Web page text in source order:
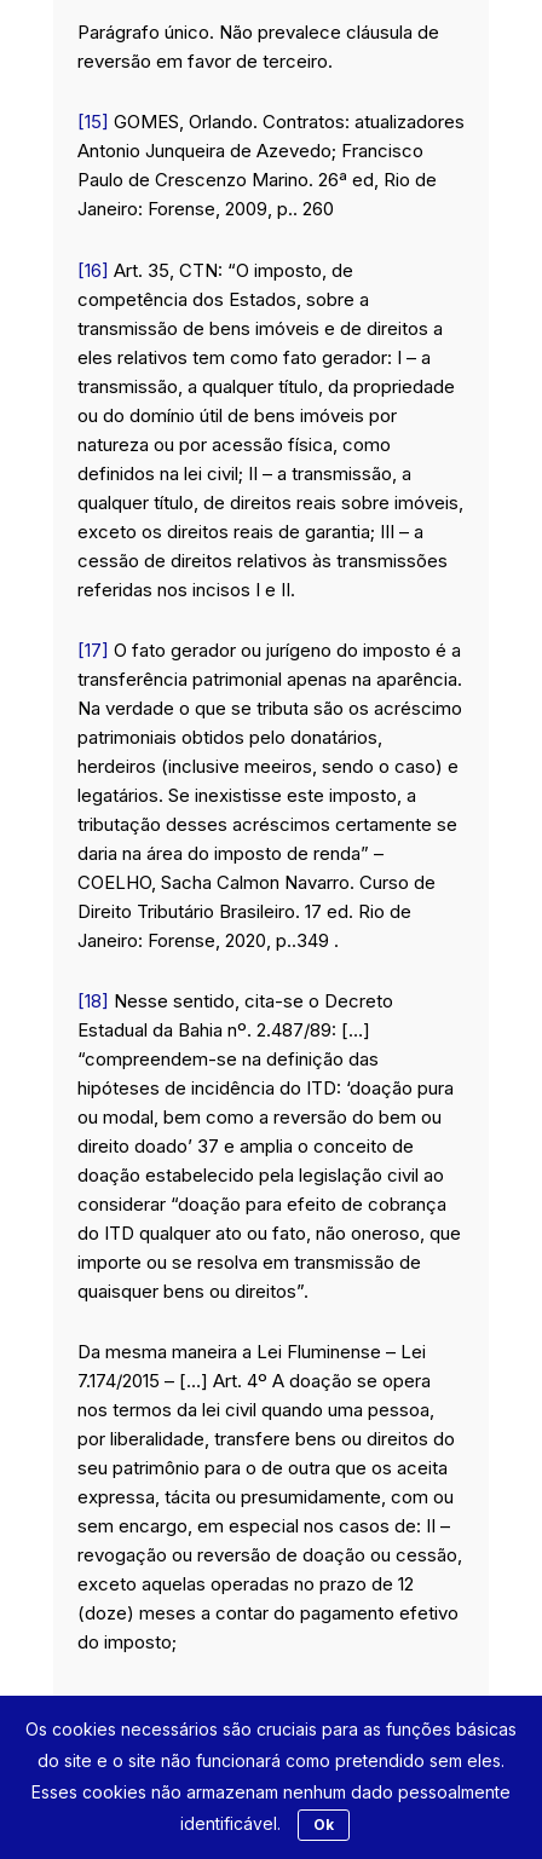
Parágrafo único. Não prevalece cláusula de
reversão em favor de terceiro.
[15] GOMES, Orlando. Contratos: atualizadores
Antonio Junqueira de Azevedo; Francisco
Paulo de Crescenzo Marino. 26ª ed, Rio de
Janeiro: Forense, 2009, p.. 260
[16] Art. 35, CTN: “O imposto, de
competência dos Estados, sobre a
transmissão de bens imóveis e de direitos a
eles relativos tem como fato gerador: I – a
transmissão, a qualquer título, da propriedade
ou do domínio útil de bens imóveis por
natureza ou por acessão física, como
definidos na lei civil; II – a transmissão, a
qualquer título, de direitos reais sobre imóveis,
exceto os direitos reais de garantia; III – a
cessão de direitos relativos às transmissões
referidas nos incisos I e II.
[17] O fato gerador ou jurígeno do imposto é a
transferência patrimonial apenas na aparência.
Na verdade o que se tributa são os acréscimo
patrimoniais obtidos pelo donatários,
herdeiros (inclusive meeiros, sendo o caso) e
legatários. Se inexistisse este imposto, a
tributação desses acréscimos certamente se
daria na área do imposto de renda” –
COELHO, Sacha Calmon Navarro. Curso de
Direito Tributário Brasileiro. 17 ed. Rio de
Janeiro: Forense, 2020, p..349 .
[18] Nesse sentido, cita-se o Decreto
Estadual da Bahia nº. 2.487/89: […]
“compreendem-se na definição das
hipóteses de incidência do ITD: ‘doação pura
ou modal, bem como a reversão do bem ou
direito doado’ 37 e amplia o conceito de
doação estabelecido pela legislação civil ao
considerar “doação para efeito de cobrança
do ITD qualquer ato ou fato, não oneroso, que
importe ou se resolva em transmissão de
quaisquer bens ou direitos”.
Da mesma maneira a Lei Fluminense – Lei
7.174/2015 – […] Art. 4º A doação se opera
nos termos da lei civil quando uma pessoa,
por liberalidade, transfere bens ou direitos do
seu patrimônio para o de outra que os aceita
expressa, tácita ou presumidamente, com ou
sem encargo, em especial nos casos de: II –
revogação ou reversão de doação ou cessão,
exceto aquelas operadas no prazo de 12
(doze) meses a contar do pagamento efetivo
do imposto;
[19]Acórdão 1229553, 07150114720198070016,
relator: ALMIR ANDRADE DE FREITAS, 2ª
Turma Recursal, data de julgamento:
12/2/2020, publicado no DJE: 18/2/2020. Pág.:
Sem Página Cadastrada.
Os cookies necessários são cruciais para as funções básicas
do site e o site não funcionará como pretendido sem eles.
Esses cookies não armazenam nenhum dado pessoalmente
identificável.
Ok